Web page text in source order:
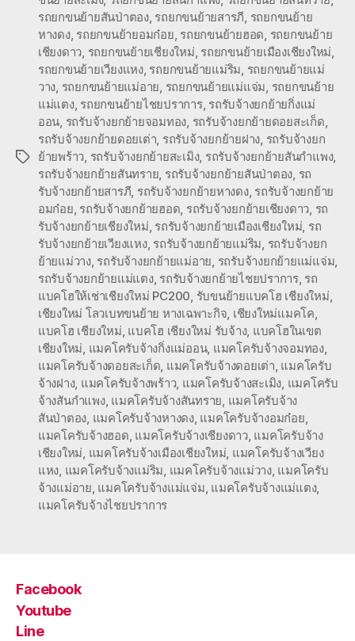
Tags
รถยกขนย้ายสันป่าตอง, รถยกขนย้ายสารภี, รถยกขนย้าย
หางดง, รถยกขนย้ายอมก๋อย, รถยกขนย้ายฮอด, รถยกขนย้าย
เชียงดาว, รถยกขนย้ายเชียงใหม่, รถยกขนย้ายเมืองเชียงใหม่,
รถยกขนย้ายเวียงแหง, รถยกขนย้ายแม่ริม, รถยกขนย้ายแม่
วาง, รถยกขนย้ายแม่อาย, รถยกขนย้ายแม่แจ่ม, รถยกขนย้าย
แม่แตง, รถยกขนย้ายไชยปราการ, รถรับจ้างยกย้ายกิ่งแม่
ออน, รถรับจ้างยกย้ายจอมทอง, รถรับจ้างยกย้ายดอยสะเก็ด,
รถรับจ้างยกย้ายดอยเต่า, รถรับจ้างยกย้ายฝาง, รถรับจ้างยก
ย้ายพร้าว, รถรับจ้างยกย้ายสะเมิง, รถรับจ้างยกย้ายสันกำแพง,
รถรับจ้างยกย้ายสันทราย, รถรับจ้างยกย้ายสันป่าตอง, รถ
รับจ้างยกย้ายสารภี, รถรับจ้างยกย้ายหางดง, รถรับจ้างยกย้าย
อมก๋อย, รถรับจ้างยกย้ายฮอด, รถรับจ้างยกย้ายเชียงดาว, รถ
รับจ้างยกย้ายเชียงใหม่, รถรับจ้างยกย้ายเมืองเชียงใหม่, รถ
รับจ้างยกย้ายเวียงแหง, รถรับจ้างยกย้ายแม่ริม, รถรับจ้างยก
ย้ายแม่วาง, รถรับจ้างยกย้ายแม่อาย, รถรับจ้างยกย้ายแม่แจ่ม,
รถรับจ้างยกย้ายแม่แตง, รถรับจ้างยกย้ายไชยปราการ, รถ
แบคโฮให้เช่าเชียงใหม่ PC200, รับขนย้ายแบคโฮ เชียงใหม่,
เชียงใหม่ โลวเบทขนย้าย หางเฉพาะกิจ, เชียงใหม่แมคโค,
แบคโฮ เชียงใหม่, แบคโฮ เชียงใหม่ รับจ้าง, แบคโฮในเขต
เชียงใหม่, แมคโครับจ้างกิ่งแม่ออน, แมคโครับจ้างจอมทอง,
แมคโครับจ้างดอยสะเก็ด, แมคโครับจ้างดอยเต่า, แมคโครับ
จ้างฝาง, แมคโครับจ้างพร้าว, แมคโครับจ้างสะเมิง, แมคโครับ
จ้างสันกำแพง, แมคโครับจ้างสันทราย, แมคโครับจ้าง
สันป่าตอง, แมคโครับจ้างหางดง, แมคโครับจ้างอมก๋อย,
แมคโครับจ้างฮอด, แมคโครับจ้างเชียงดาว, แมคโครับจ้าง
เชียงใหม่, แมคโครับจ้างเมืองเชียงใหม่, แมคโครับจ้างเวียง
แหง, แมคโครับจ้างแม่ริม, แมคโครับจ้างแม่วาง, แมคโครับ
จ้างแม่อาย, แมคโครับจ้างแม่แจ่ม, แมคโครับจ้างแม่แตง,
แมคโครับจ้างไชยปราการ
Facebook
Youtube
Line